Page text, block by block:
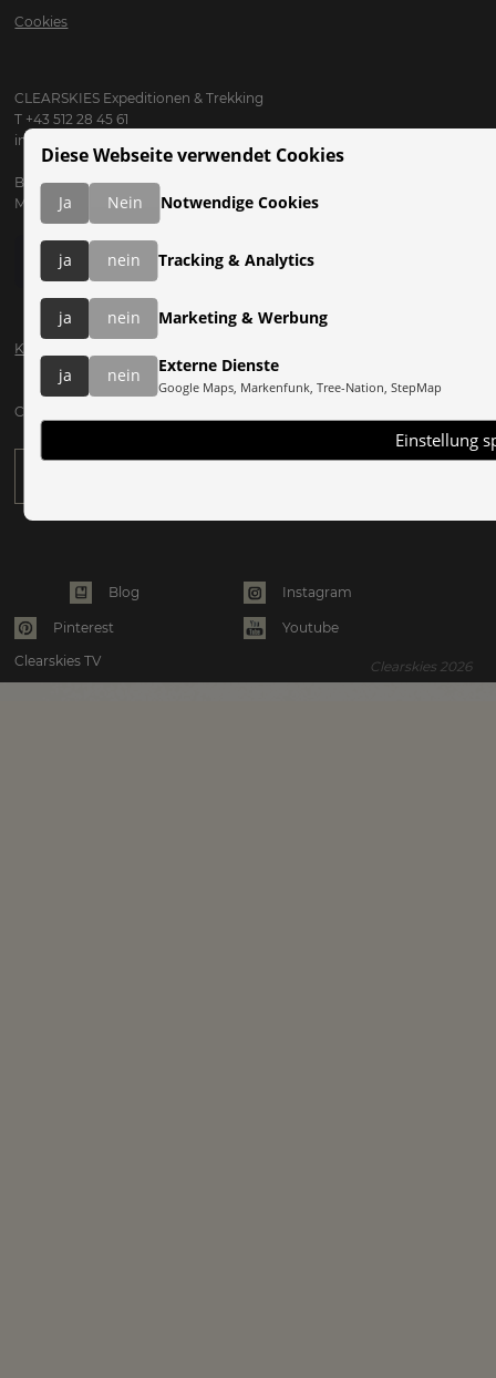
Cookies
CLEARSKIES Expeditionen & Trekking
T +43 512 28 45 61
info@clearskies.at
Büro Öffnungszeiten:
Mo bis Fr: 09:00 - 17:00
Katalog anfordern
Clearskies Newsletter anfordern:
Blog Instagram
Pinterest
Youtube
Clearskies TV
Clearskies 2026
Diese Webseite verwendet Cookies
Ja Nein Notwendige Cookies
ja nein Tracking & Analytics
ja nein Marketing & Werbung
ja nein
Externe Dienste
Google Maps, Markenfunk, Tree-Nation, StepMap
Einstellung